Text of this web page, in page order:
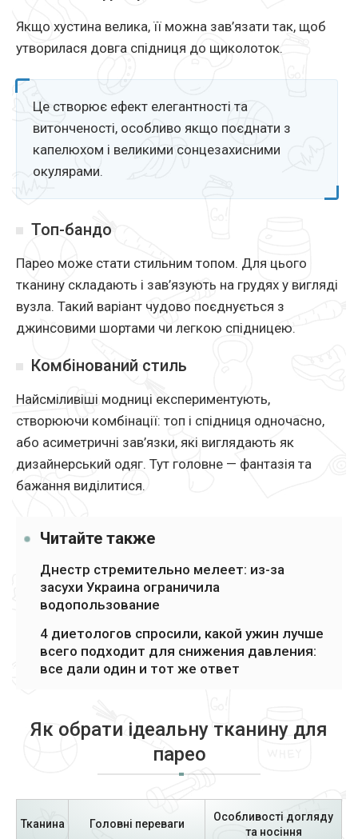
Якщо хустина велика, її можна зав’язати так, щоб
утворилася довга спідниця до щиколоток.
Це створює ефект елегантності та
витонченості, особливо якщо поєднати з
капелюхом і великими сонцезахисними
окулярами.
Топ-бандо
Парео може стати стильним топом. Для цього
тканину складають і зав’язують на грудях у вигляді
вузла. Такий варіант чудово поєднується з
джинсовими шортами чи легкою спідницею.
Комбінований стиль
Найсміливіші модниці експериментують,
створюючи комбінації: топ і спідниця одночасно,
або асиметричні зав’язки, які виглядають як
дизайнерський одяг. Тут головне — фантазія та
бажання виділитися.
Читайте также
Днестр стремительно мелеет: из-за
засухи Украина ограничила
водопользование
4 диетологов спросили, какой ужин лучше
всего подходит для снижения давления:
все дали один и тот же ответ
Як обрати ідеальну тканину для
парео
Тканина Головні переваги
Особливості догляду
та носіння